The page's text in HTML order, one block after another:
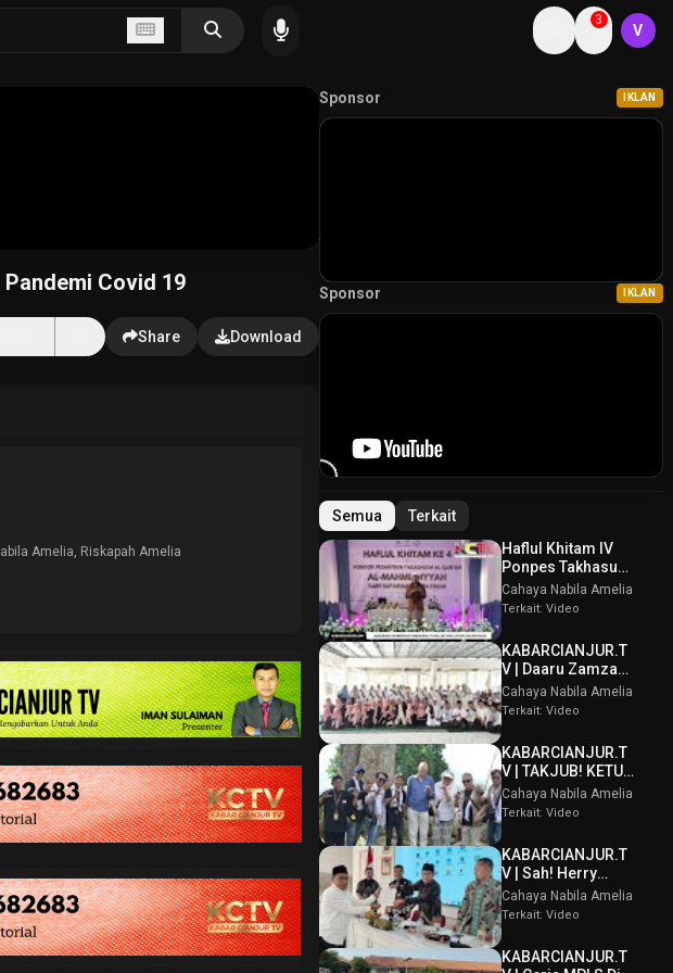
3
V
Covid 19
Share Download
Amelia, Riskapah Amelia
Sponsor IKLAN
Sponsor IKLAN
Semua
Terkait
Haflul Khitam IV
Ponpes Takhasus
Al Qur’an Al
Mahmudiyyah Bani
Assatinem
Campaka
Cahaya Nabila Amelia
Terkait: Video
KABARCIANJUR.T
V | Daaru Zamzam
Berbagi
Kebahagiaan &
Sambut Muharram
1448 H
Cahaya Nabila Amelia
Terkait: Video
KABARCIANJUR.T
V | TAKJUB! KETUM
PPBI AKUI
POTENSI BATU
Cahaya Nabila Amelia
Terkait: Video
KABARCIANJUR.T
V | Sah! Herry
Wirawan Terpilih
Aklamasi Musda
Cianjur
Cahaya Nabila Amelia
Terkait: Video
KABARCIANJUR.T